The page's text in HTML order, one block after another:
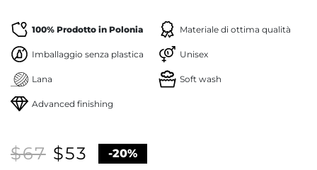
100% Prodotto in Polonia Materiale di ottima qualità
Imballaggio senza plastica Unisex
Lana Soft wash
Advanced finishing
$67 $53 -20%